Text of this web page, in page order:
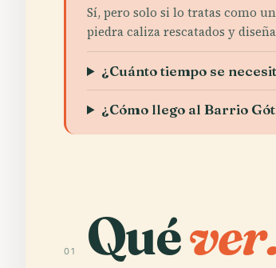
Sí, pero solo si lo tratas como
piedra caliza rescatados y
¿Cuánto tiempo se
¿Cómo llego al Barrio
01 Qué